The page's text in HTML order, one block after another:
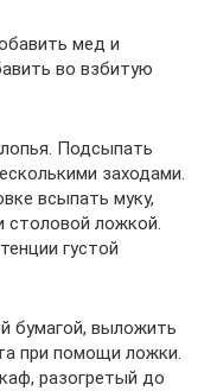
мед и
во взбитую
Подсыпать
заходами.
всыпать муку,
ложкой.
густой
бумагой, выложить
при помощи ложки.
разогретый до